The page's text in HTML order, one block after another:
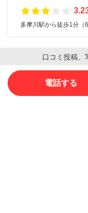
多摩川駅から徒歩1分（
口コミ投稿
口コミ投稿、
電話する